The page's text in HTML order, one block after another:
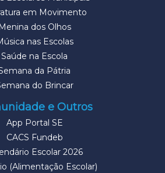
em Movimento
Menina dos Olhos
nas Escolas
Saúde na Escola
da Pátria
do Brincar
e Outros
App Portal SE
CACS Fundeb
Escolar 2026
(Alimentação Escolar)